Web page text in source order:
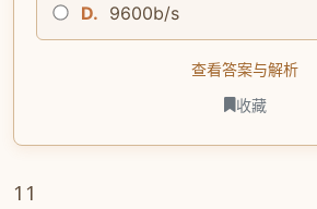
D. 9600b/s
查看答案与解析
收藏
11